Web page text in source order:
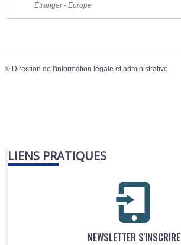
Étranger - Europe
© Direction de l'information légale et administrative
LIENS PRATIQUES
NEWSLETTER S'INSCRIRE